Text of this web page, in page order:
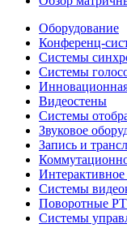
Оборудование
Конференц-
Системы
Системы
Видеостены
Системы
Звуковое
Запись и
Системы
Поворотные
Системы